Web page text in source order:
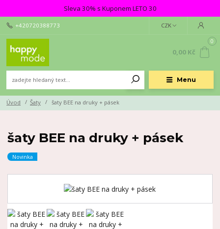
Sleva 30% s Kuponem LETO 30
Menu
CZK
+420720388773
0
0,00 Kč
Úvod Šaty šaty BEE na druky + pásek
šaty BEE na druky + pásek
Novinka